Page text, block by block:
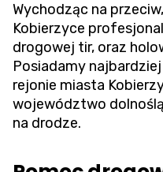
Wychodząc na
Kobierzyce
drogowej tir, oraz
Posiadamy
rejonie miasta
województwo
na drodze.